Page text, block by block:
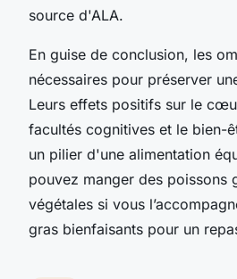
source d'ALA.
En guise de conclusion, les
nécessaires pour préserver
Leurs effets positifs sur le
facultés cognitives et le bien-
un pilier d'une alimentation
pouvez manger des poissons
végétales si vous
gras bienfaisants pour un